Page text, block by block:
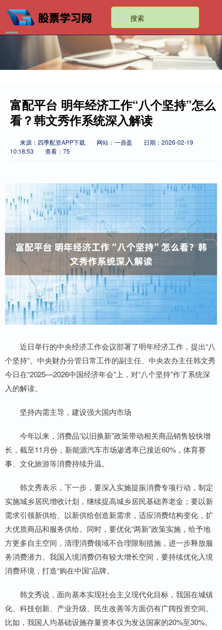
富配平台 明年经济工作“八个坚持”怎么
看？韩文秀作系统深入解读
来源：四季配资APP下载 网站：一鼎盈
日期：2026-02-19
10:18:53
查看：75
近日举行的中央经济工作会议部署了明年经济工作，提出“八
个坚持”。中央财办分管日常工作的副主任、中央农办主任韩文秀
今日在“2025—2026中国经济年会”上，对“八个坚持”作了系统深
入的解读。
坚持内需主导，建设强大国内市场
今年以来，消费品“以旧换新”政策带动相关商品销售较快增
长，截至11月份，新能源汽车市场渗透率已接近60%，体育赛
事、文化旅游等消费持续升温。
韩文秀表示，下一步，要深入实施提振消费专项行动，制定
实施城乡居民增收计划，继续提高城乡居民基础养老金；要以新
需求引领新供给、以新供给创造新需求，适应消费结构变化，扩
大优质商品和服务供给。同时，要优化“两新”政策实施，给予地
方更多自主空间，清理消费领域不合理限制措施，进一步释放服
务消费潜力。我国入境消费仍有较大增长空间，要持续优化入境
消费环境，打造“购在中国”品牌。
韩文秀说，面向基本实现社会主义现代化目标，我国在城镇
化、科技创新、产业升级、民生改善等方面仍有广阔投资空间。
比如，我国人均基础设施存量资本仅为发达国家的20%至30%。